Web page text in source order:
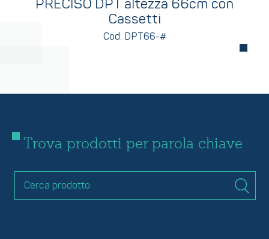
PRECISO DPT altezza 66cm con
Cassetti
Cod: DPT66-#
Trova prodotti per parola chiave